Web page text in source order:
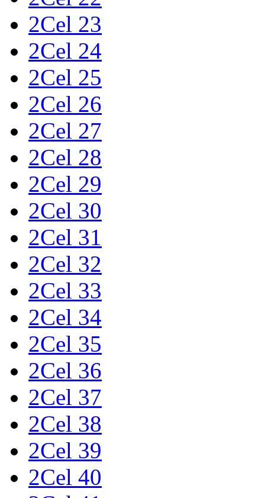
2Cel 23
2Cel 24
2Cel 25
2Cel 26
2Cel 27
2Cel 28
2Cel 29
2Cel 30
2Cel 31
2Cel 32
2Cel 33
2Cel 34
2Cel 35
2Cel 36
2Cel 37
2Cel 38
2Cel 39
2Cel 40